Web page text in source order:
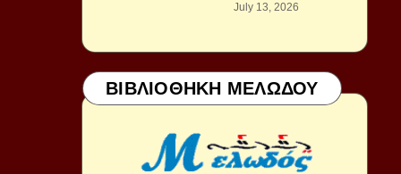
July 13, 2026
ΒΙΒΛΙΟΘΗΚΗ ΜΕΛΩΔΟΥ